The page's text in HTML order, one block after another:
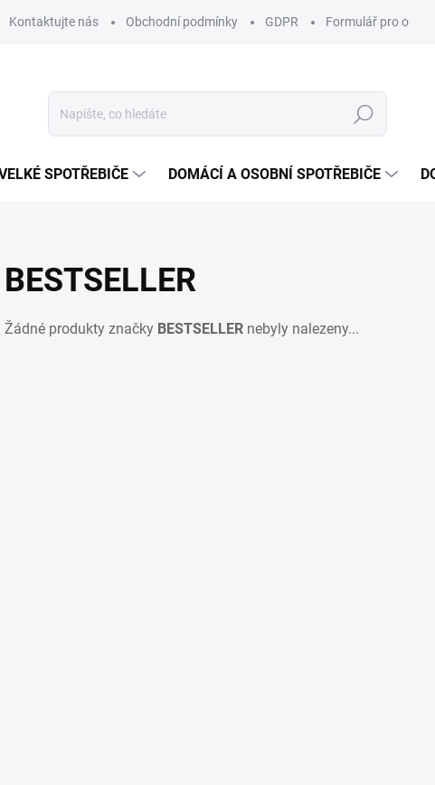
Kontaktujte nás Obchodní podmínky GDPR Formulář pro
Hledat
SPOTŘEBIČE DOMÁCÍ A OSOBNÍ SPOTŘEBIČE
BESTSELLER
Žádné produkty značky BESTSELLER nebyly nalezeny...